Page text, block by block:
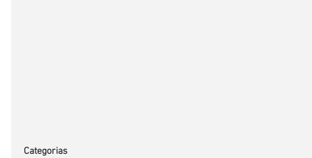
Categorias